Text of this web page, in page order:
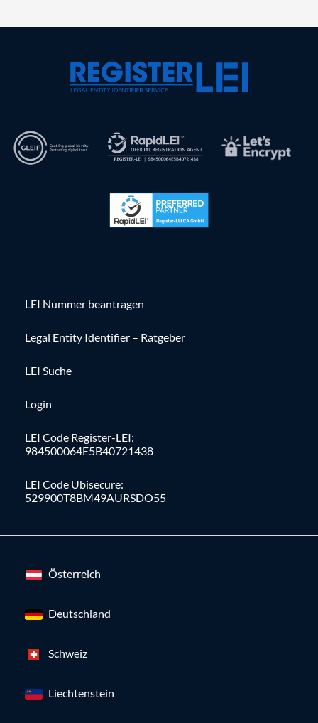
LEI Nummer beantragen
Legal Entity Identifier – Ratgeber
LEI Suche
Login
LEI Code Register-LEI:
984500064E5B40721438
LEI Code Ubisecure:
529900T8BM49AURSDO55
Österreich
Deutschland
Schweiz
Liechtenstein